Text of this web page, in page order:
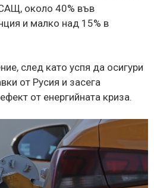
около 40% във
и малко над 15% в
след като успя да осигури
от Русия и засега
от енергийната криза.